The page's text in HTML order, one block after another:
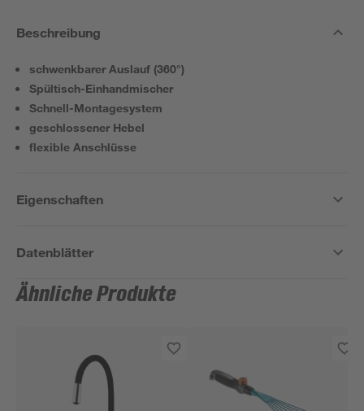
Beschreibung
schwenkbarer Auslauf (360°)
Spültisch-Einhandmischer
Schnell-Montagesystem
geschlossener Hebel
flexible Anschlüsse
Eigenschaften
Datenblätter
Ähnliche Produkte